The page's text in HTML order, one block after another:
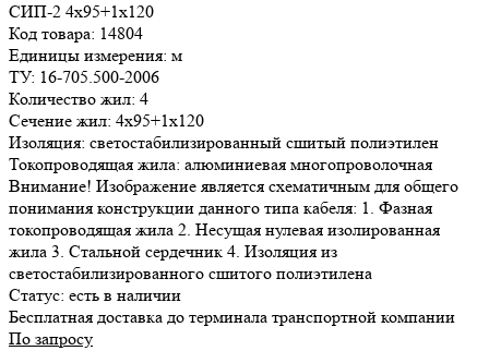
СИП-2 4х95+1х120
Код товара: 14804
Единицы измерения: м
ТУ: 16-705.500-2006
Количество жил: 4
Сечение жил: 4х95+1х120
Изоляция: светостабилизированный сшитый полиэтилен
Токопроводящая жила: алюминиевая многопроволочная
Внимание! Изображение является схематичным для общего
понимания конструкции данного типа кабеля: 1. Фазная
токопроводящая жила 2. Несущая нулевая изолированная
жила 3. Стальной сердечник 4. Изоляция из
светостабилизированного сшитого полиэтилена
Статус: есть в наличии
Бесплатная доставка до терминала транспортной компании
По запросу